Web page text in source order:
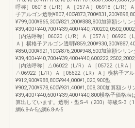
呼称］06018（L/R）Ａ［057Ａ］06918（L/R）
子アルゴン透明
¥799,000¥865,300¥821,200¥888,800加算額シリ
［内法呼称］06020（L/R）Ａ［057Ａ］06920（
Ａ］横格子アルゴン透明
¥850,000¥921,100¥876,200¥948,500加算額シリ
［内法呼称］△06022（L/R）Ａ［05722（LRＡ］
△06922（L/R）Ａ［06622（LR）Ａ］横格子ア
¥912,900¥988,800¥944,000¥1,020,900型
¥902,700¥978,600¥931,400¥1,008,300加算額シリ
¥39,400+¥40,600+¥39,400+¥40,800横格子価格表
算出しています。透明・型S-4（200）等級S-3（
網6.8-A-5△網6.8-A-5